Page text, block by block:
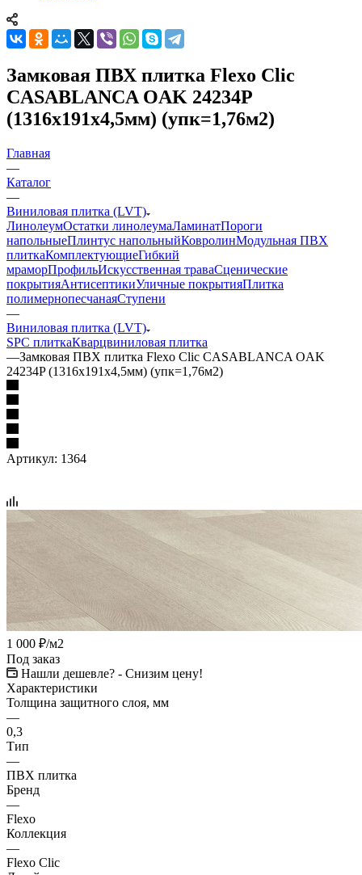
Замковая ПВХ плитка Flexo Clic
CASABLANCA OAK 24234P
(1316х191х4,5мм) (упк=1,76м2)
Главная
—
Каталог
—
Виниловая плитка (LVT)
ЛинолеумОстатки линолеумаЛаминатПороги
напольныеПлинтус напольныйКовролинМодульная ПВХ
плиткаКомплектующиеГибкий
мраморПрофильИскусственная траваСценические
покрытияАнтисептикиУличные покрытияПлитка
полимернопесчанаяСтупени
—
Виниловая плитка (LVT)
SPC плиткаКварцвиниловая плитка
—Замковая ПВХ плитка Flexo Clic CASABLANCA OAK
24234P (1316х191х4,5мм) (упк=1,76м2)
Артикул: 1364
1 000 ₽/м2
Под заказ
Нашли дешевле? - Снизим цену!
Характеристики
Толщина защитного слоя, мм
—
0,3
Тип
—
ПВХ плитка
Бренд
—
Flexo
Коллекция
—
Flexo Clic